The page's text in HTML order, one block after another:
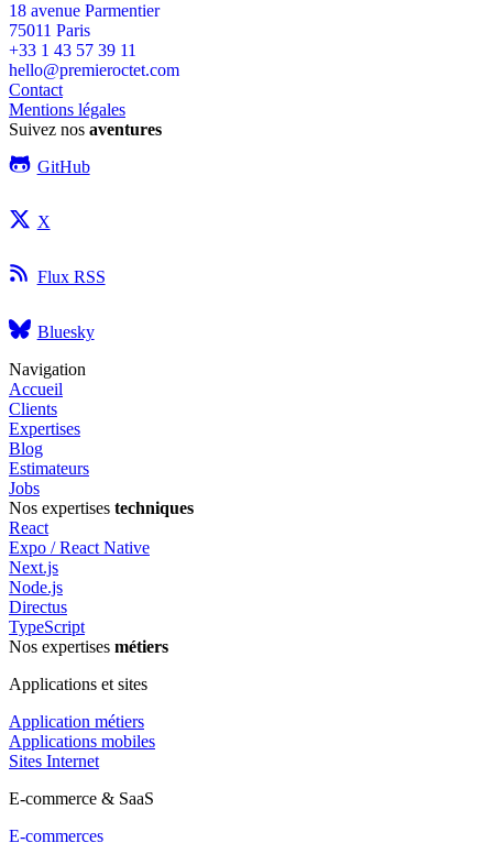
18 avenue Parmentier
75011 Paris
+33 1 43 57 39 11
hello@premieroctet.com
Contact
Mentions légales
Suivez nos aventures
GitHub
X
Flux RSS
Bluesky
Navigation
Accueil
Clients
Expertises
Blog
Estimateurs
Jobs
Nos expertises techniques
React
Expo / React Native
Next.js
Node.js
Directus
TypeScript
Nos expertises métiers
Applications et sites
Application métiers
Applications mobiles
Sites Internet
E-commerce & SaaS
E-commerces